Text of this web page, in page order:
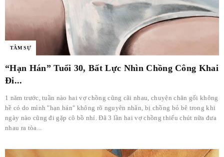
TÂM SỰ
“Hạn Hán” Tuổi 30, Bất Lực Nhìn Chồng Công Khai
Đi...
1 năm trước, tuần nào hai vợ chồng cũng cãi nhau, chuyện chăn gối không
hề có do mình "hạn hán" không rõ nguyên nhân, bị chồng bỏ bê trong khi
ngày nào cũng đi gặp cô bồ nhí. Đã 3 lần hai vợ chồng thiếu chút nữa đưa
nhau ra tòa...